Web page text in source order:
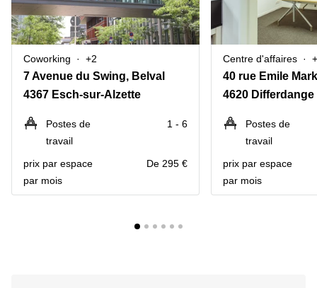
Coworking +2
7 Avenue du Swing, Belval
4367 Esch-sur-Alzette
Postes de
travail
1 - 6
prix par espace
par mois
De 295 €
Centre d'affaires
40 rue Emile Mark
4620 Differdange
Postes de
travail
prix par espace
par mois